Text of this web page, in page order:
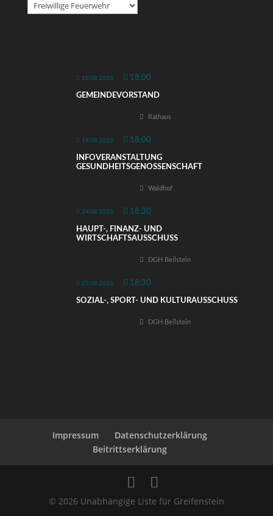
18.08.2026 18:00
GEMEINDEVORSTAND
Rathaus
19.08.2026 18:00
INFOVERANSTALTUNG
GESUNDHEITSGENOSSENSCHAFT
Waldhof
24.08.2026 18:30
HAUPT-, FINANZ- UND
WIRTSCHAFTSAUSSCHUSS
DGH Beilstein
25.08.2026 18:30
SOZIAL-, SPORT- UND KULTURAUSSCHUSS
DGH Beilstein
Impressum
Datenschutzerklärung
Beitrittserklärung
© 2026 Unabhängige Liste für Greifenstein